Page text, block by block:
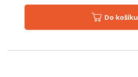
Do košíku